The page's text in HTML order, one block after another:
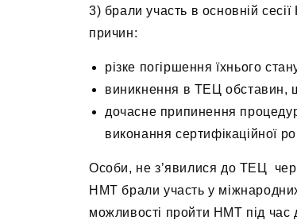
3) брали участь в основній
причин:
різке погіршення їхнього
виникнення в ТЕЦ обставин,
дочасне припинення
виконання сертифікаційної
Особи, не з’явилися до ТЕЦ
НМТ брали участь у
можливості пройти НМТ під час